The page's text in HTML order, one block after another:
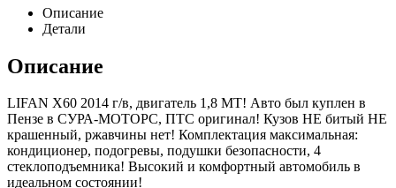
Описание
Детали
Описание
LIFAN X60 2014 г/в, двигатель 1,8 МТ! Авто был куплен в
Пензе в СУРА-МОТОРС, ПТС оригинал! Кузов НЕ битый НЕ
крашенный, ржавчины нет! Комплектация максимальная:
кондиционер, подогревы, подушки безопасности, 4
стеклоподъемника! Высокий и комфортный автомобиль в
идеальном состоянии!